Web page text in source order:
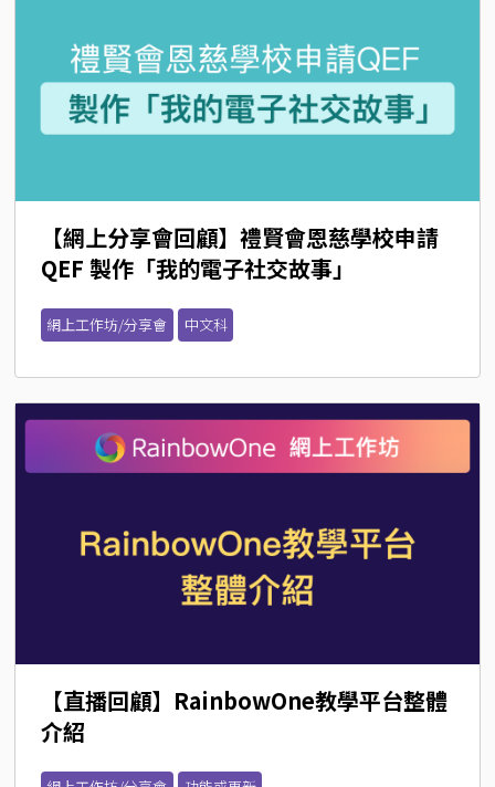
【網上分享會回顧】禮賢會恩慈學校申請
QEF 製作「我的電子社交故事」
網上工作坊/分享會 中文科
【直播回顧】RainbowOne教學平台整體
介紹